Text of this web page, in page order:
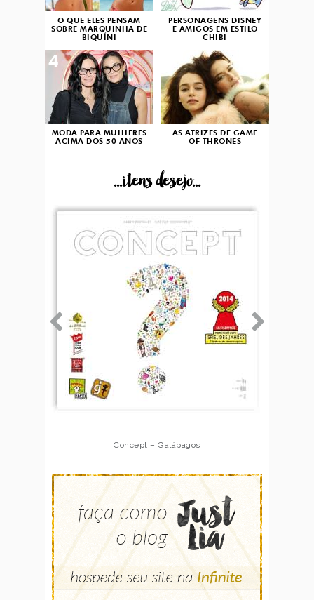
O QUE ELES PENSAM
SOBRE MARQUINHA DE
BIQUÍNI
PERSONAGENS DISNEY
E AMIGOS EM ESTILO
CHIBI
MODA PARA MULHERES
ACIMA DOS 50 ANOS
4
AS ATRIZES DE GAME
OF THRONES
...itens desejo...
Concept – Galápagos